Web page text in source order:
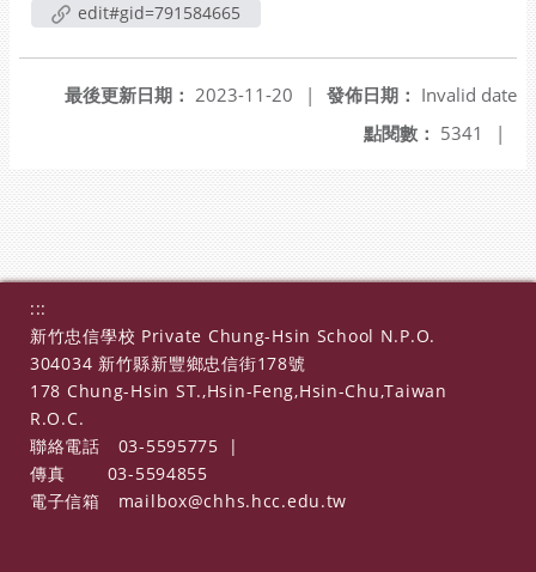
edit#gid=791584665
發佈日期： Invalid date
最後更新日期： 2023-11-20
|
點閱數： 5341 |
:::
新竹忠信學校 Private Chung-Hsin School N.P.O.
304034 新竹縣新豐鄉忠信街178號
178 Chung-Hsin ST.,Hsin-Feng,Hsin-Chu,Taiwan
R.O.C.
聯絡電話
03-5595775
|
傳真
03-5594855
電子信箱
mailbox@chhs.hcc.edu.tw